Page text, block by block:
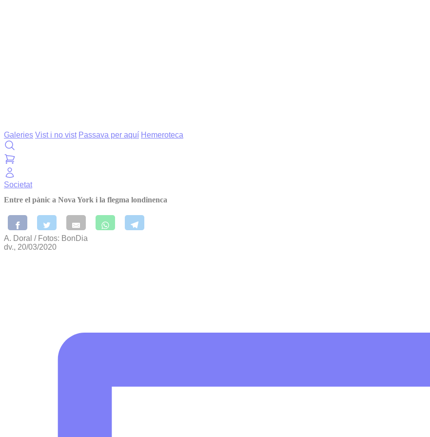
Galeries Vist i no vist Passava per aquí Hemeroteca
Societat
Entre el pànic a Nova York i la flegma londinenca
A. Doral / Fotos: BonDia
dv., 20/03/2020